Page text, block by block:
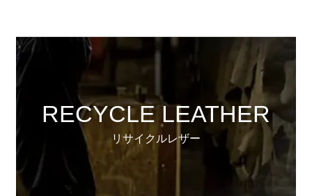
RECYCLE LEATHER
リサイクルレザー